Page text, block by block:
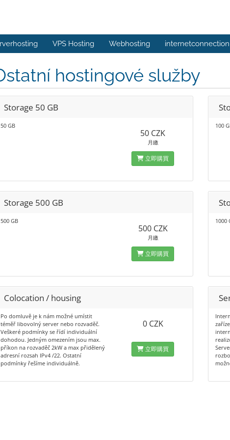
VPS Hosting Webhosting internetconnection
hostingové služby
Storage 50 GB
50 GB
50 CZK
月繳
立即購買
100
Storage 500 GB
500 GB
500 CZK
月繳
立即購買
1000
Colocation / housing
Po domluvě je k nám možné umístit
téměř libovolný server nebo rozvaděč.
Veškeré podmínky se řídí individuální
dohodou. Jedným omezením jsou max.
příkon na rozvaděč 2kW a max přidělený
adresní rozsah IPv4 /22. Ostatní
podmínky řešíme individuálně.
0 CZK
立即購買